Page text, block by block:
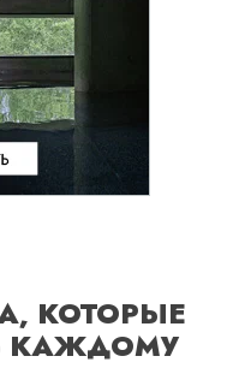
КОТОРЫЕ
КАЖДОМУ